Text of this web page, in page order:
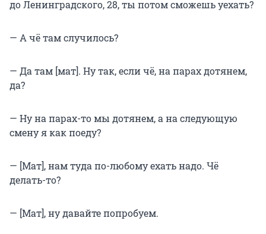
до Ленинградского, 28, ты потом сможешь уехать?
— А чё там случилось?
— Да там [мат]. Ну так, если чё, на парах дотянем,
да?
— Ну на парах-то мы дотянем, а на следующую
смену я как поеду?
— [Мат], нам туда по-любому ехать надо. Чё
делать-то?
— [Мат], ну давайте попробуем.